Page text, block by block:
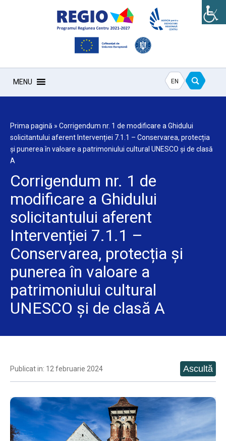
MENU EN
Prima pagină » Corrigendum nr. 1 de modificare a Ghidului
solicitantului aferent Intervenției 7.1.1 – Conservarea, protecția
și punerea în valoare a patrimoniului cultural UNESCO și de clasă
A
Corrigendum nr. 1 de
modificare a Ghidului
solicitantului aferent
Intervenției 7.1.1 –
Conservarea, protecția și
punerea în valoare a
patrimoniului cultural
UNESCO și de clasă A
Publicat in: 12 februarie 2024